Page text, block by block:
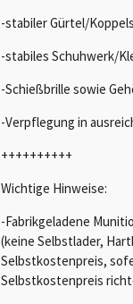
-stabiler Gürtel/
-stabiles Schuhwerk/
-Schießbrille sowie
-Verpflegung in
++++++++++
Wichtige Hinweise:
-Fabrikgeladene
(keine Selbstlader,
Selbstkostenpreis,
Selbstkostenpreis